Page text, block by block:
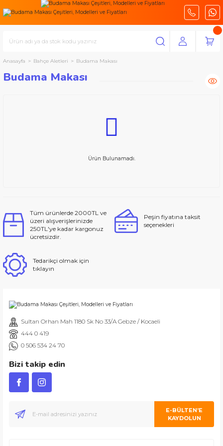
Anasayfa Bahçe Aletleri Budama Makası
Budama Makası
Ürün Bulunamadı.
Tüm ürünlerde 2000TL ve
üzeri alışverişlerinizde
250TL'ye kadar kargonuz
ücretsizdir.
Peşin fiyatına taksit
seçenekleri
Tedarikçi olmak için
tıklayın
Sultan Orhan Mah 1180 Sk No 33/A Gebze / Kocaeli
444 0 419
0 506 534 24 70
Bizi takip edin
E-BÜLTEN’E
KAYDOLUN